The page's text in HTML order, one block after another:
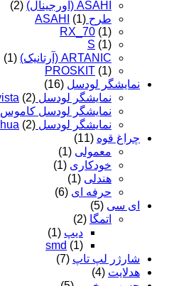
ASAHI (اورجینال)
(2)
طرح ASAHI (1)
RX_70 (1)
S (1)
ARTANIC (آرتانیک)
(1)
PROSKIT (1)
نمایشگر لودسل (16)
نمایشگر لودسل vista (2)
نمایشگر لودسل کاموس
نمایشگر لودسل yaohua (2)
چراغ قوه (11)
معمولی (1)
خودکاری (1)
هندلی (1)
حرفه ای (6)
ای سی (5)
اتمگا (2)
دیپ (1)
smd (1)
شارژر لپ تاپ (7)
هدلایت (4)